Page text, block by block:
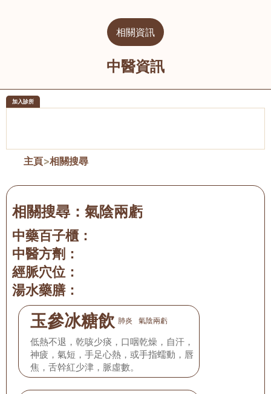
相關資訊
中醫資訊
加入診所
主頁>相關搜尋
相關搜尋： 氣陰兩虧
中藥百子櫃：
中醫方劑：
經脈穴位：
湯水藥膳：
玉參冰糖飲 肺炎 氣陰兩虧
低熱不退，乾咳少痰，口咽乾燥，自汗，
神疲，氣短，手足心熱，或手指蠕動，唇
焦，舌幹紅少津，脈虛數。